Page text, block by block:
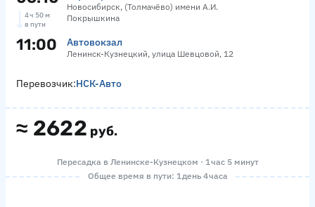
Новосибирск, (Толмачёво) имени А.И.
Покрышкина
4 ч 50 м
в пути
11:00 Автовокзал
Ленинск-Кузнецкий, улица Шевцовой, 12
≈ 2622 руб.
Перевозчик:НСК-Авто
Пересадка в Ленинске-Кузнецком · 1 час 5 минут
Общее время в пути: 1 день 4 часа